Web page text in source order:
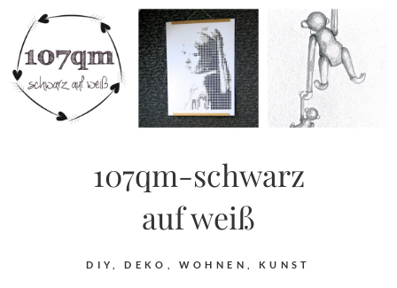
content
107qm-schwarz
auf weiß
DIY, DEKO, WOHNEN, KUNST